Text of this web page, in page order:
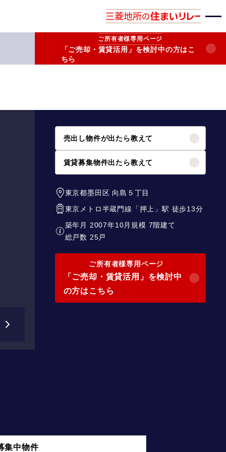
ご所有者様専用ページ
「ご売却・賃貸活用」を検討中の方はこ
ちら
売出し物件が出たら教えて
賃貸募集物件出たら教えて
東京都墨田区 向島５丁目
東京メトロ半蔵門線
「押上 」駅 徒歩13分
築年月 2007年10月規模 7階建て
総戸数 25戸
ご所有者様専用ページ
「ご売却・賃貸活用」を検討中
の方はこちら
集中物件